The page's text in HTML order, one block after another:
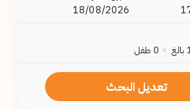
بالغ 0 طفل
تعديل البحث